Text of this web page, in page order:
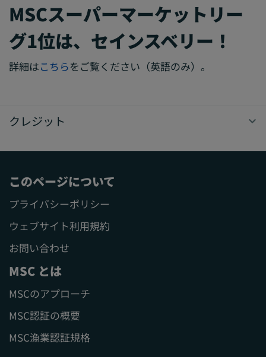
MSCスーパーマーケットリー
グ1位は、セインスベリー！
詳細はこちらをご覧ください（英語のみ）。
クレジット
このページについて
プライバシーポリシー
ウェブサイト利用規約
お問い合わせ
MSC とは
MSCのアプローチ
MSC認証の概要
MSC漁業認証規格